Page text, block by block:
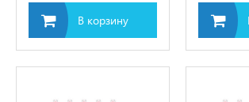
водоснабжения и
В корзину